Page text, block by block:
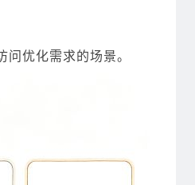
优化需求的场景。